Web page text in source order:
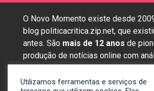
O Novo Momento existe desde
blog politicacritica.zip.net, que
antes. São mais de 12 anos de
produção de notícias online com
assuntos mais importantes da
Utilizamos ferramentas e serviços de